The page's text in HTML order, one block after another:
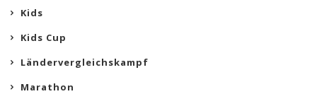
Kids
Kids Cup
Ländervergleichskampf
Marathon